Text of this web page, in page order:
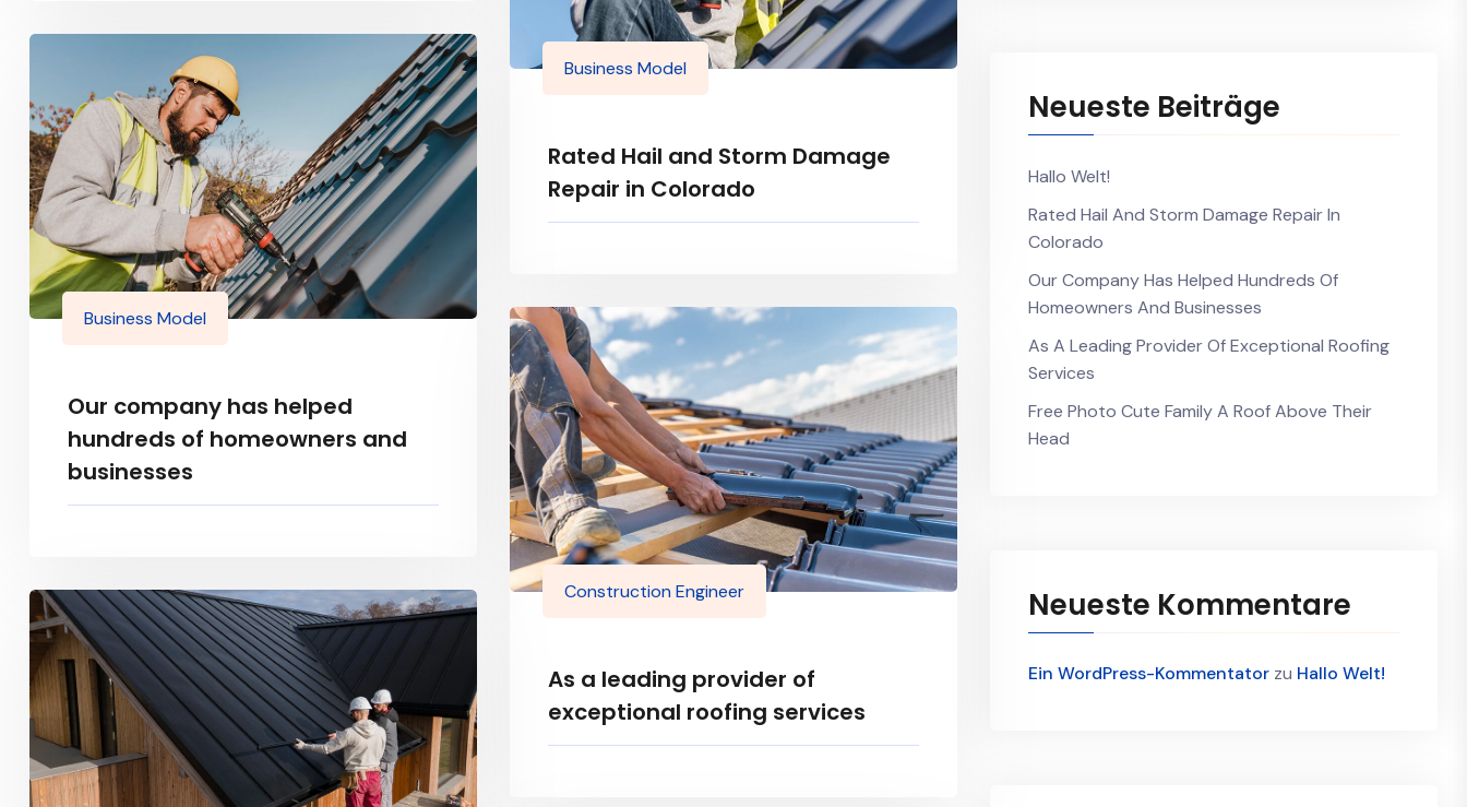
Business Model
Rated Hail and Storm Damage
Repair in Colorado
Business Model
Our company has helped
hundreds of homeowners and
businesses
Construction Engineer
As a leading provider of
exceptional roofing services
Neueste Beiträge
Hallo Welt!
Rated Hail And Storm Damage Repair In
Colorado
Our Company Has Helped Hundreds Of
Homeowners And Businesses
As A Leading Provider Of Exceptional Roofing
Services
Free Photo Cute Family A Roof Above Their
Head
Neueste Kommentare
Ein WordPress-Kommentator zu Hallo Welt!